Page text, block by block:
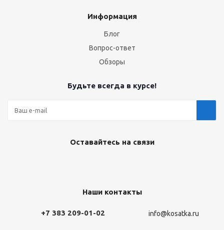
Информация
Блог
Вопрос-ответ
Обзоры
Будьте всегда в курсе!
Оставайтесь на связи
Наши контакты
+7 383 209-01-02 info@kosatka.ru